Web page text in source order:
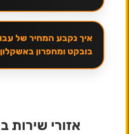
איך נקבע המחיר של
בובקט ומחפרון
אזורי שירות